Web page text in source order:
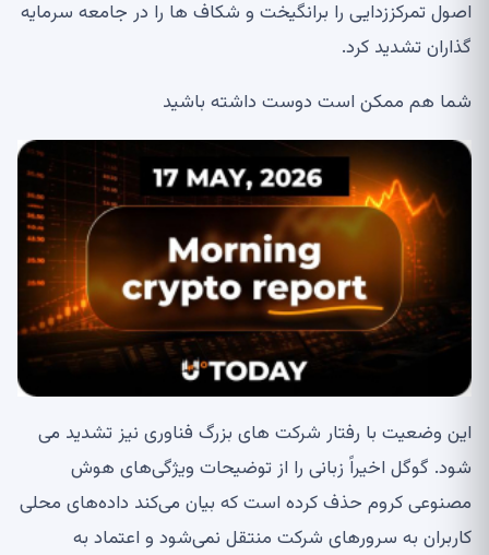
اصول تمرکززدایی را برانگیخت و شکاف ها را در جامعه سرمایه
گذاران تشدید کرد.
شما هم ممکن است دوست داشته باشید
این وضعیت با رفتار شرکت های بزرگ فناوری نیز تشدید می
شود. گوگل اخیراً زبانی را از توضیحات ویژگی‌های هوش
مصنوعی کروم حذف کرده است که بیان می‌کند داده‌های محلی
کاربران به سرورهای شرکت منتقل نمی‌شود و اعتماد به